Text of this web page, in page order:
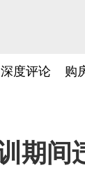
深度评论 购
期间